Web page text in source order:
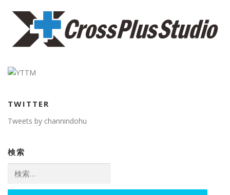
TWITTER
Tweets by channindohu
検索
索: